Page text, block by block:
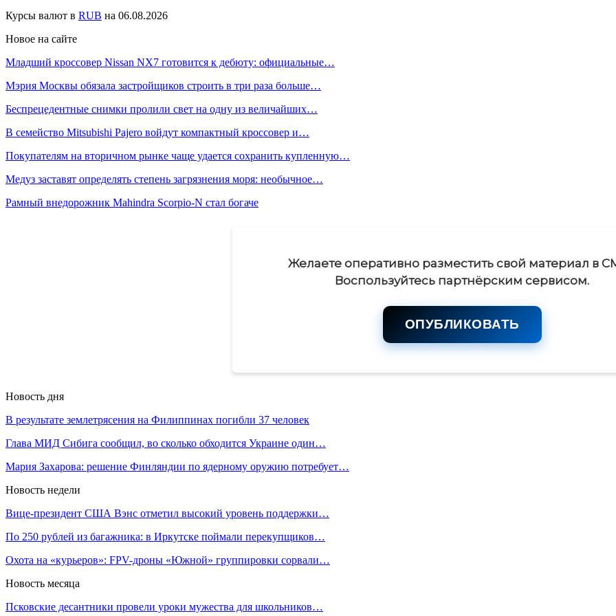
Курсы валют в RUB на 06.08.2026
Новое на сайте
Младший кроссовер Nissan NX7 готовится к дебюту: официальные…
Мэрия Москвы обязала застройщиков строить в три раза больше…
Беспрецедентные снимки пролили свет на одну из величайших…
В семейство Mitsubishi Pajero войдут компактный кроссовер и…
Покупателям на вторичном рынке чаще удается сохранить купленную…
Медуз заставят определять степень загрязнения моря: необычное…
Рамный внедорожник Mahindra Scorpio-N стал богаче
Желаете оперативно разместить свой материал в
Воспользуйтесь партнёрским сервисом.
ОПУБЛИКОВАТЬ
Новость дня
В результате землетрясения на Филиппинах погибли 37 человек
Глава МИД Сибига сообщил, во сколько обходится Украине один…
Мария Захарова: решение Финляндии по ядерному оружию потребует…
Новость недели
Вице-президент США Вэнс отметил высокий уровень поддержки…
По 250 рублей из багажника: в Иркутске поймали перекупщиков…
Охота на «курьеров»: FPV-дроны «Южной» группировки сорвали…
Новость месяца
Псковские десантники провели уроки мужества для школьников…